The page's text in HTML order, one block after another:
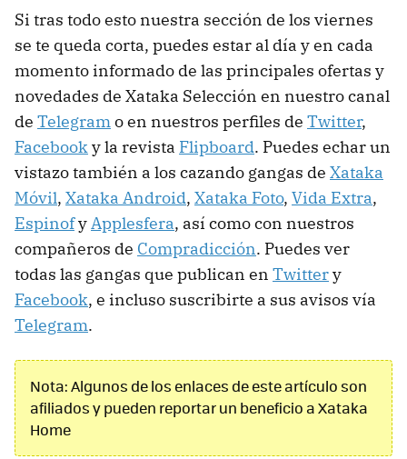
Si tras todo esto nuestra sección de los viernes
se te queda corta, puedes estar al día y en cada
momento informado de las principales ofertas y
novedades de Xataka Selección en nuestro canal
de Telegramo en nuestros perfiles de Twitter,
Facebooky la revista Flipboard. Puedes echar un
vistazo también a los cazando gangas de Xataka
Móvil, Xataka Android, Xataka Foto, Vida Extra,
EspinofyApplesfera, así como con nuestros
compañeros de Compradicción. Puedes ver
todas las gangas que publican en Twittery
Facebook, e incluso suscribirte a sus avisos vía
Telegram.
Nota: Algunos de los enlaces de este artículo son
afiliados y pueden reportar un beneficio a Xataka
Home